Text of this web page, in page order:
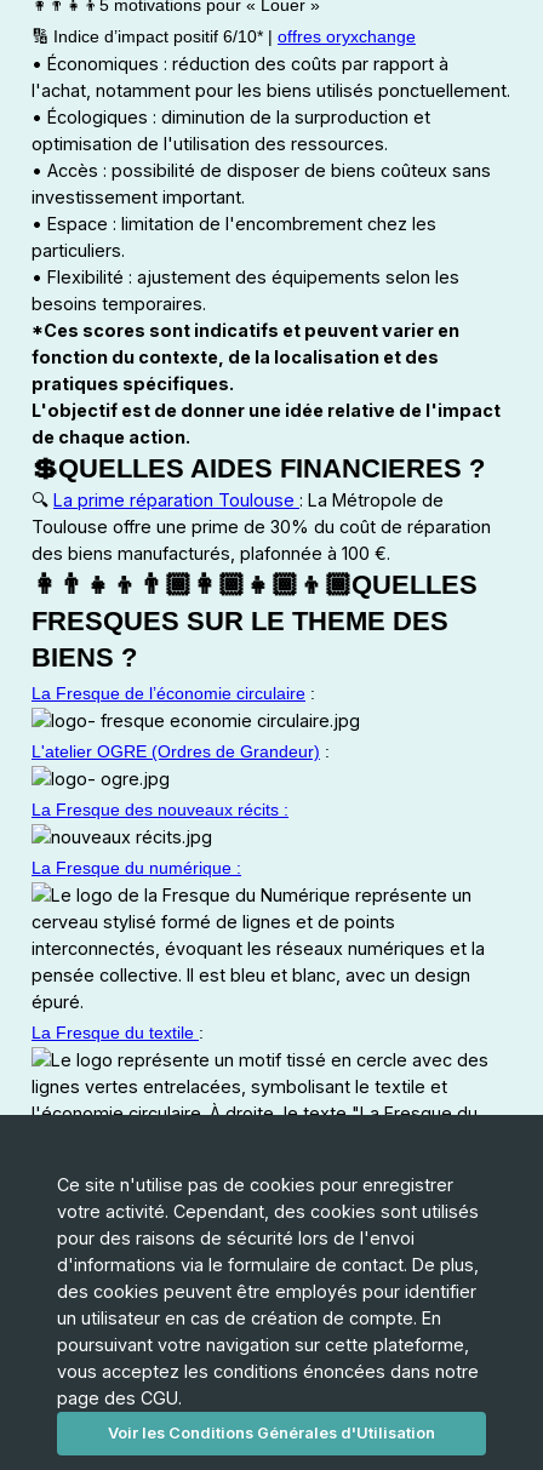
👩‍👨‍👧‍👦5 motivations pour « Louer »
🔢 Indice d’impact positif 6/10* | offres oryxchange
• Économiques : réduction des coûts par rapport à
l'achat, notamment pour les biens utilisés ponctuellement.
• Écologiques : diminution de la surproduction et
optimisation de l'utilisation des ressources.
• Accès : possibilité de disposer de biens coûteux sans
investissement important.
• Espace : limitation de l'encombrement chez les
particuliers.
• Flexibilité : ajustement des équipements selon les
besoins temporaires.
*Ces scores sont indicatifs et peuvent varier en
fonction du contexte, de la localisation et des
pratiques spécifiques.
L'objectif est de donner une idée relative de l'impact
de chaque action.
💲QUELLES AIDES FINANCIERES ?
🔍 La prime réparation Toulouse : La Métropole de
Toulouse offre une prime de 30% du coût de réparation
des biens manufacturés, plafonnée à 100 €.
👩‍👨‍👧‍👦👨🏾‍👩🏾‍👧🏾‍👦🏾QUELLES
FRESQUES SUR LE THEME DES
BIENS ?
La Fresque de l’économie circulaire :
L'atelier OGRE (Ordres de Grandeur) :
La Fresque des nouveaux récits :
La Fresque du numérique :
La Fresque du textile :
La Fresque des nouveaux récits :
Inventons nos vies bas Carbone :
Ce site n'utilise pas de cookies pour enregistrer
votre activité. Cependant, des cookies sont utilisés
pour des raisons de sécurité lors de l'envoi
d'informations via le formulaire de contact. De plus,
des cookies peuvent être employés pour identifier
un utilisateur en cas de création de compte. En
poursuivant votre navigation sur cette plateforme,
vous acceptez les conditions énoncées dans notre
page des CGU.
Voir les Conditions Générales d'Utilisation
Faire un don
Une offre à proposer ?
L'association: PADEO
L'équipe